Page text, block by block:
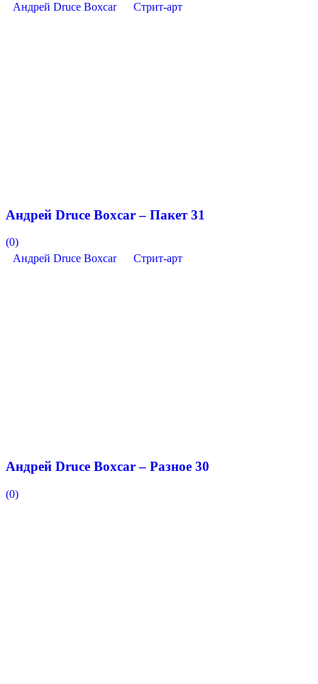
Андрей Druce Boxcar Стрит-арт
Андрей Druce Boxcar – Пакет 31
(0)
Андрей Druce Boxcar
Стрит-арт
Андрей Druce Boxcar – Разное 30
(0)